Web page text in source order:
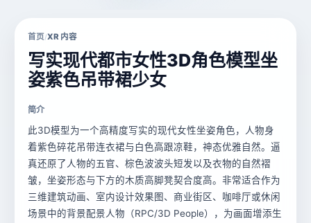
首页/XR 内容
写实现代都市女性3D角色模型坐
姿紫色吊带裙少女
简介
此3D模型为一个高精度写实的现代女性坐姿角色，人物身
着紫色碎花吊带连衣裙与白色高跟凉鞋，神态优雅自然。逼
真还原了人物的五官、棕色波波头短发以及衣物的自然褶
皱，坐姿形态与下方的木质高脚凳契合度高。非常适合作为
三维建筑动画、室内设计效果图、商业街区、咖啡厅或休闲
场景中的背景配景人物（RPC/3D People），为画面增添生